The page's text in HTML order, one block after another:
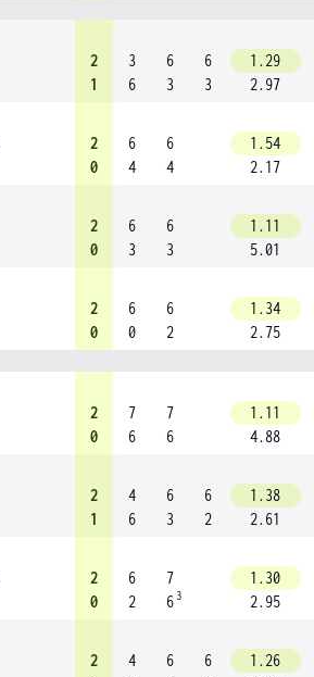
2
1
3
6
6
3
6
3
1.29
2.97
2
0
6
4
6
4
1.54
2.17
2
0
6
3
6
3
1.11
5.01
2
0
6
0
6
2
1.34
2.75
2
0
7
6
7
6
1.11
4.88
2
1
4
6
6
3
6
2
1.38
2.61
2
0
6
2
7
6 3
1.30
2.95
2
4
6
6
1.26